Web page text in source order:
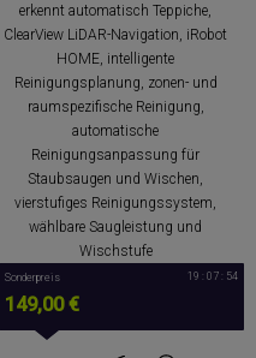
erkennt automatisch Teppiche,
ClearView LiDAR-Navigation, iRobot
HOME, intelligente
Reinigungsplanung, zonen- und
raumspezifische Reinigung,
automatische
Reinigungsanpassung für
Staubsaugen und Wischen,
vierstufiges Reinigungssystem,
wählbare Saugleistung und
Wischstufe
Sonderpreis
149,00 €
19 : 07 : 53